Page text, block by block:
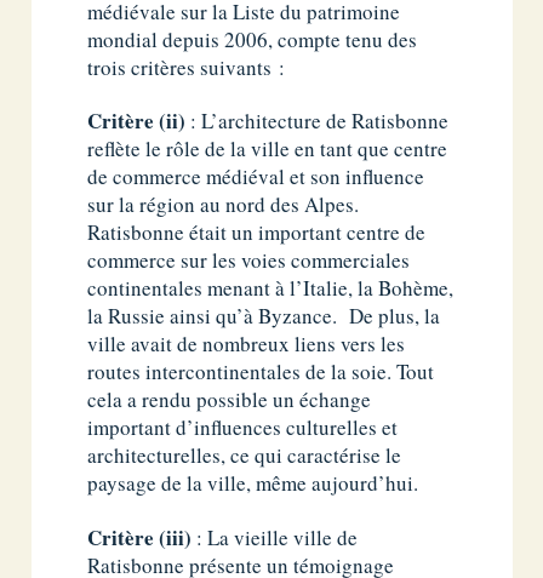
médiévale sur la Liste du patrimoine
mondial depuis 2006, compte tenu des
trois critères suivants :
Critère (ii) : L’architecture de Ratisbonne
reflète le rôle de la ville en tant que centre
de commerce médiéval et son influence
sur la région au nord des Alpes.
Ratisbonne était un important centre de
commerce sur les voies commerciales
continentales menant à l’Italie, la Bohème,
la Russie ainsi qu’à Byzance. De plus, la
ville avait de nombreux liens vers les
routes intercontinentales de la soie. Tout
cela a rendu possible un échange
important d’influences culturelles et
architecturelles, ce qui caractérise le
paysage de la ville, même aujourd’hui.
Critère (iii) : La vieille ville de
Ratisbonne présente un témoignage